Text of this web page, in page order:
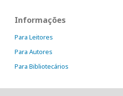
Informações
Para Leitores
Para Autores
Para Bibliotecários